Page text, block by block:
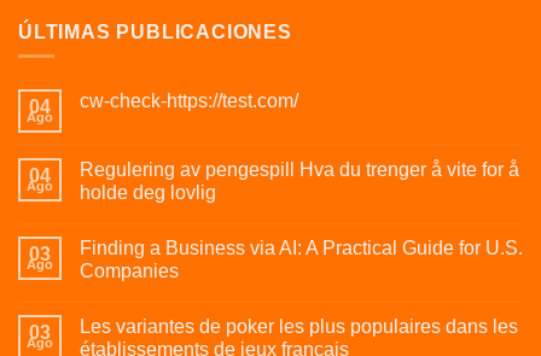
ÚLTIMAS PUBLICACIONES
04
Ago
cw-check-https://test.com/
04
Ago
Regulering av pengespill Hva du trenger å vite for å
holde deg lovlig
03
Ago
Finding a Business via AI: A Practical Guide for U.S.
Companies
03
Ago
Les variantes de poker les plus populaires dans les
établissements de jeux français